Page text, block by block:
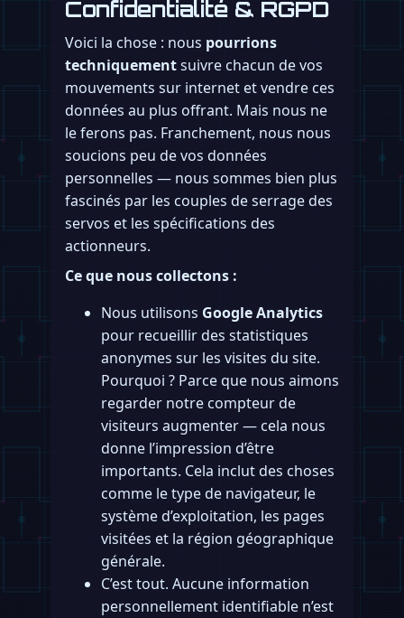
Confidentialité & RGPD
Voici la chose : nous pourrions
techniquementsuivre chacun de vos
mouvements sur internet et vendre ces
données au plus offrant. Mais nous ne
le ferons pas. Franchement, nous nous
soucions peu de vos données
personnelles — nous sommes bien plus
fascinés par les couples de serrage des
servos et les spécifications des
actionneurs.
Ce que nous collectons :
Nous utilisons Google Analytics
pour recueillir des statistiques
anonymes sur les visites du site.
Pourquoi ? Parce que nous aimons
regarder notre compteur de
visiteurs augmenter — cela nous
donne l’impression d’être
importants. Cela inclut des choses
comme le type de navigateur, le
système d’exploitation, les pages
visitées et la région géographique
générale.
C’est tout. Aucune information
personnellement identifiable n’est